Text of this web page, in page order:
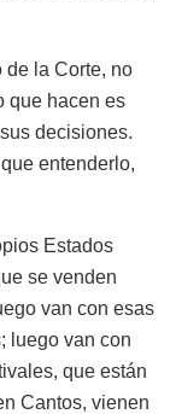
de la Corte, no
que hacen es
decisiones.
entenderlo,
Estados
se venden
van con esas
luego van con
que están
Cantos, vienen